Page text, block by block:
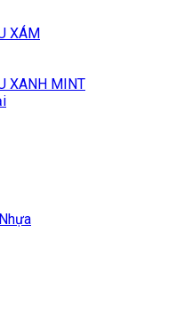
XÁM
XANH MINT